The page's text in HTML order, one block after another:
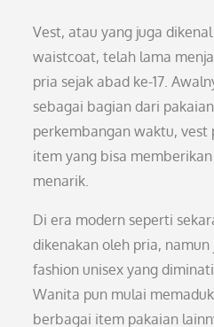
Vest, atau yang juga
waistcoat, telah lama
pria sejak abad ke-17.
sebagai bagian dari
perkembangan waktu, vest
item yang bisa
menarik.
Di era modern seperti
dikenakan oleh pria,
fashion unisex yang
Wanita pun mulai
berbagai item pakaian